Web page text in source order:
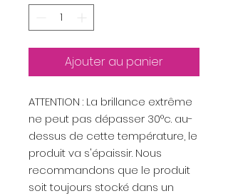
Ajouter au panier
ATTENTION : La brillance extrême
ne peut pas dépasser 30°c. au-
dessus de cette température, le
produit va s'épaissir. Nous
recommandons que le produit
soit toujours stocké dans un